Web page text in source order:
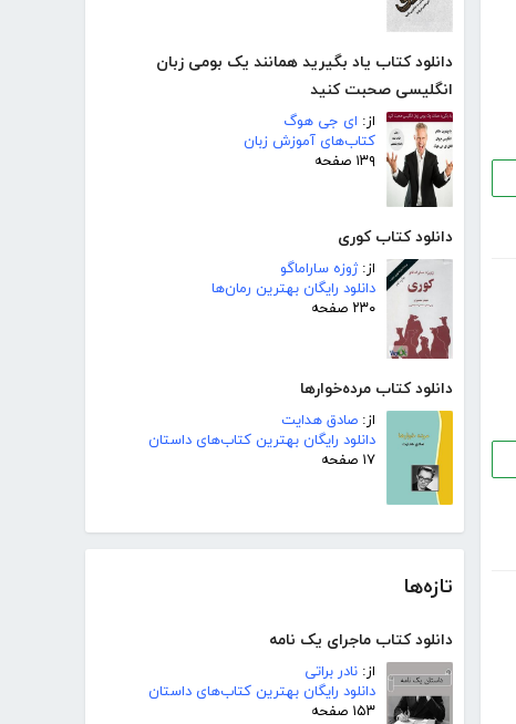
دانلود کتاب یاد بگیرید همانند یک بومی زبان
انگلیسی صحبت کنید
از: ای جی هوگ
کتاب‌های آموزش زبان
۱۳۹ صفحه
دانلود کتاب کوری
از:ژوزه ساراماگو
دانلود رایگان بهترین رمان‌ها
۲۳۰ صفحه
دانلود کتاب مرده‌خوارها
از: صادق هدایت
دانلود رایگان بهترین کتاب‌های داستان
۱۷ صفحه
تازه‌ها
دانلود کتاب ماجرای یک نامه
از: نادر براتی
دانلود رایگان بهترین کتاب‌های داستان
۱۵۳ صفحه